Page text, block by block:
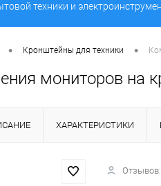
техники и
• Кронштейны для техники •
мониторов на
ХАРАКТЕРИСТИКИ